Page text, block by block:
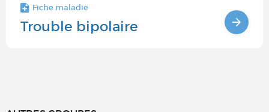
Fiche maladie
Trouble bipolaire